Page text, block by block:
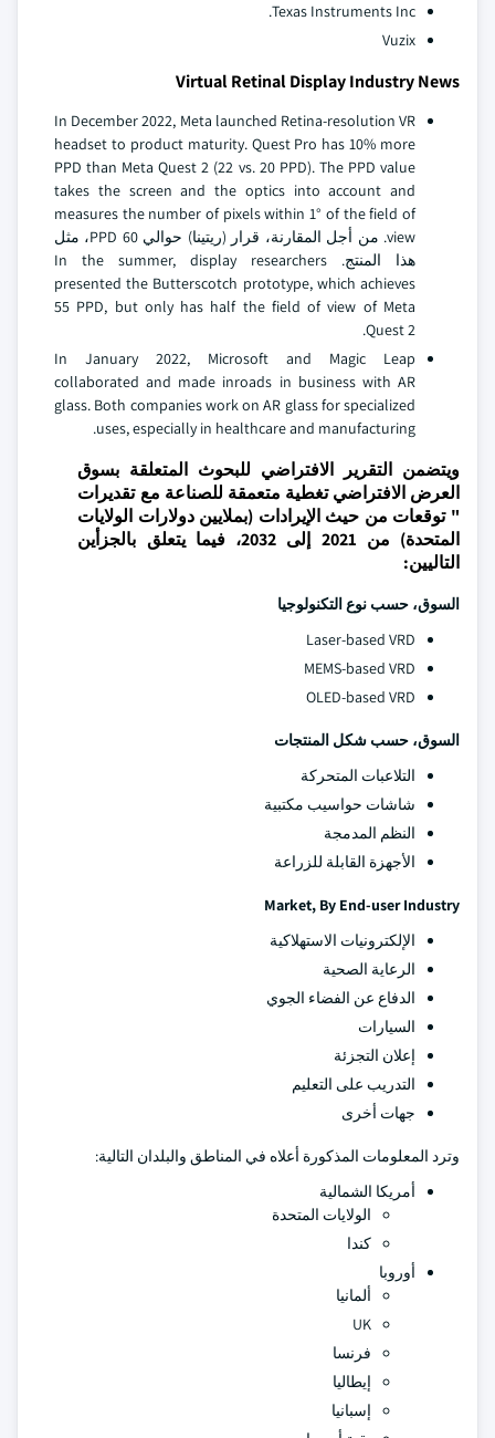
Texas Instruments Inc.
Vuzix
Virtual Retinal Display Industry News
In December 2022, Meta launched Retina-resolution VR
headset to product maturity. Quest Pro has 10% more
PPD than Meta Quest 2 (22 vs. 20 PPD). The PPD value
takes the screen and the optics into account and
measures the number of pixels within 1° of the field of
view. من أجل المقارنة، قرار (ريتينا) حوالي 60 PPD، مثل
هذا المنتج. In the summer, display researchers
presented the Butterscotch prototype, which achieves
55 PPD, but only has half the field of view of Meta
Quest 2.
In January 2022, Microsoft and Magic Leap
collaborated and made inroads in business with AR
glass. Both companies work on AR glass for specialized
uses, especially in healthcare and manufacturing.
ويتضمن التقرير الافتراضي للبحوث المتعلقة بسوق
العرض الافتراضي تغطية متعمقة للصناعة مع تقديرات
" توقعات من حيث الإيرادات (بملايين دولارات الولايات
المتحدة) من 2021 إلى 2032، فيما يتعلق بالجزأين
التاليين:
السوق، حسب نوع التكنولوجيا
Laser-based VRD
MEMS-based VRD
OLED-based VRD
السوق، حسب شكل المنتجات
التلاعبات المتحركة
شاشات حواسيب مكتبية
النظم المدمجة
الأجهزة القابلة للزراعة
Market, By End-user Industry
الإلكترونيات الاستهلاكية
الرعاية الصحية
الدفاع عن الفضاء الجوي
السيارات
إعلان التجزئة
التدريب على التعليم
جهات أخرى
وترد المعلومات المذكورة أعلاه في المناطق والبلدان التالية:
أمريكا الشمالية
الولايات المتحدة
كندا
أوروبا
ألمانيا
UK
فرنسا
إيطاليا
إسبانيا